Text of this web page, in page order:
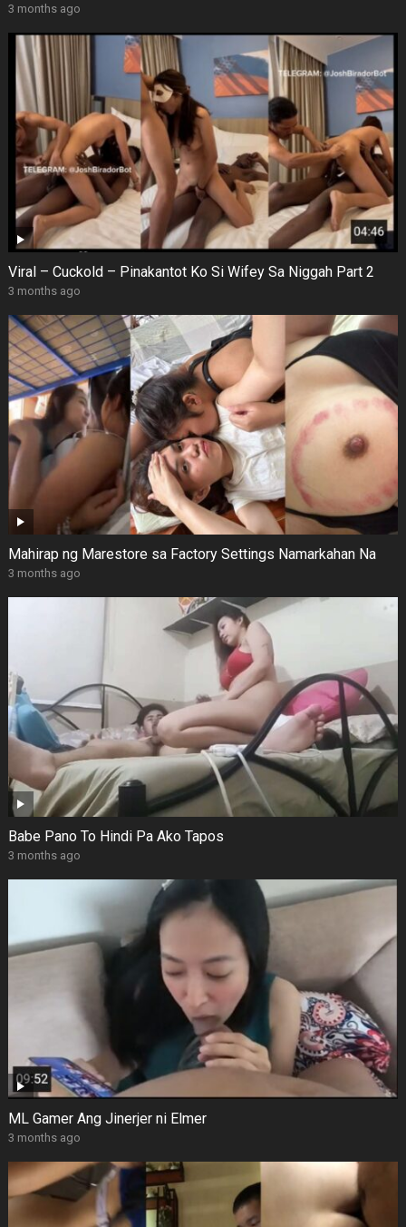
3 months ago
Viral – Cuckold – Pinakantot Ko Si Wifey Sa Niggah Part 2
3 months ago
Mahirap ng Marestore sa Factory Settings Namarkahan Na
3 months ago
Babe Pano To Hindi Pa Ako Tapos
3 months ago
ML Gamer Ang Jinerjer ni Elmer
3 months ago